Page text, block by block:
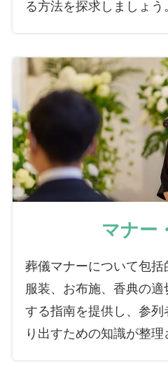
る方法を探求しましょう。
マナー
葬儀マナーについて包括
服装、お布施、香典の
する指南を提供し、参
り出すための知識が整理